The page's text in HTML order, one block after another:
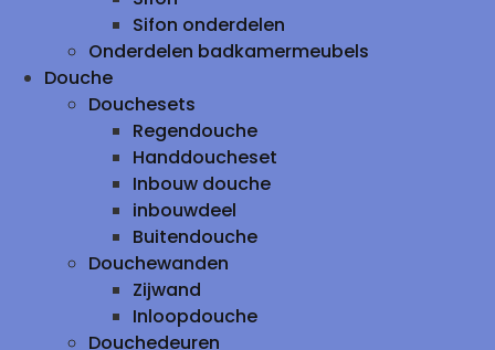
Sifon onderdelen
Onderdelen badkamermeubels
Douche
Douchesets
Regendouche
Handdoucheset
Inbouw douche
inbouwdeel
Buitendouche
Douchewanden
Zijwand
Inloopdouche
Douchedeuren